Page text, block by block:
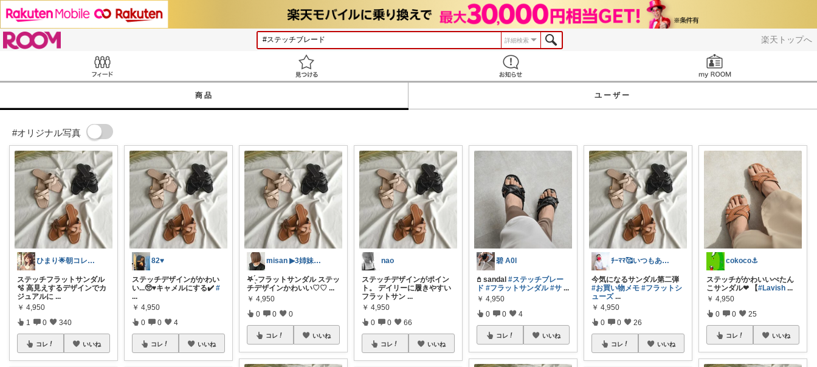
楽天トップへ
詳細検索
商品 ユーザー
#オリジナル写真
ひまり🌟朝コレ💡いつも感謝💓
ステッチフラットサンダル
🫧 高見えするデザインでカ
ジュアルに ...
￥ 4,950
1 0 340
コレ いいね
82♥︎
ステッチデザインがかわい
い...🥺♥︎キャメルにする✔️#
...
￥ 4,950
0 0 4
コレ いいね
misan ▶︎3姉妹mama
𖤐 ̖́-‬フラットサンダル ステッ
チデザインかわいい♡♡...
￥ 4,950
0 0 0
コレ いいね
nao
ステッチデザインがポイン
ト。 デイリーに履きやすい
フラットサン ...
￥ 4,950
0 0 66
コレ いいね
碧 A0l
𖤘 sandal#ステッチブレー
ド #フラットサンダル #サ ...
￥ 4,950
0 0 4
コレ いいね
ﾁｰﾏﾏ🥰いつもありがとうございます
今気になるサンダル第二弾
#お買い物メモ #フラットシ
ューズ ...
￥ 4,950
0 0 26
コレ いいね
cokoco⚓︎
ステッチがかわいいぺたん
こサンダル❤︎ 【#Lavish ...
￥ 4,950
0 0 25
コレ いいね